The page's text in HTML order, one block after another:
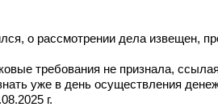
о рассмотрении дела извещен,
требования не признала,
уже в день осуществления
г.